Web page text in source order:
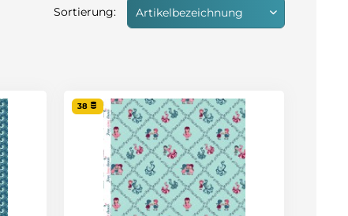
Sortierung:
38